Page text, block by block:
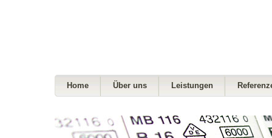
Home Über uns Leistungen